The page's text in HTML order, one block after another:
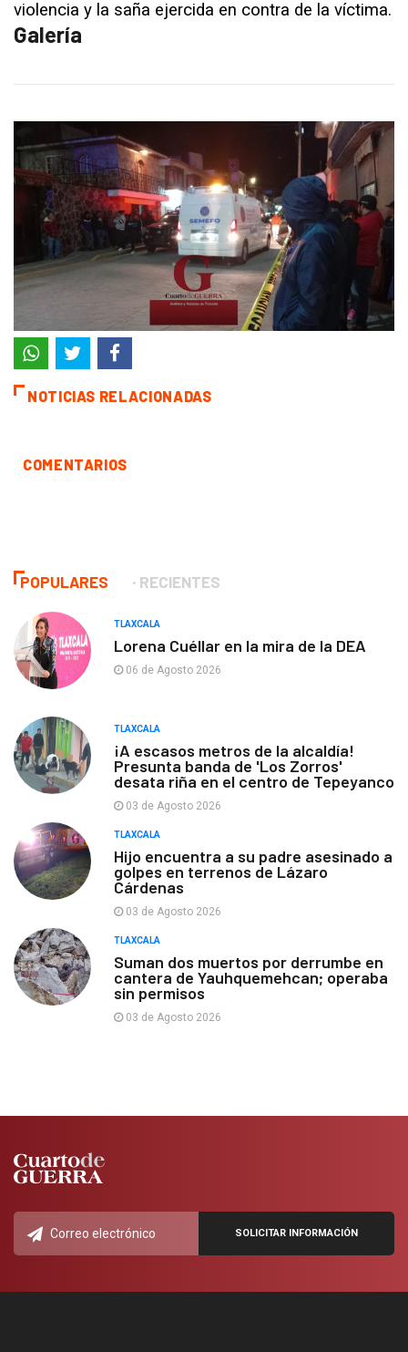
violencia y la saña ejercida en contra de la víctima.
Galería
NOTICIAS RELACIONADAS
COMENTARIOS
POPULARES RECIENTES
TLAXCALA
Lorena Cuéllar en la mira de la DEA
06 de Agosto 2026
TLAXCALA
¡A escasos metros de la alcaldía!
Presunta banda de 'Los Zorros'
desata riña en el centro de Tepeyanco
03 de Agosto 2026
TLAXCALA
Hijo encuentra a su padre asesinado a
golpes en terrenos de Lázaro
Cárdenas
03 de Agosto 2026
TLAXCALA
Suman dos muertos por derrumbe en
cantera de Yauhquemehcan; operaba
sin permisos
03 de Agosto 2026